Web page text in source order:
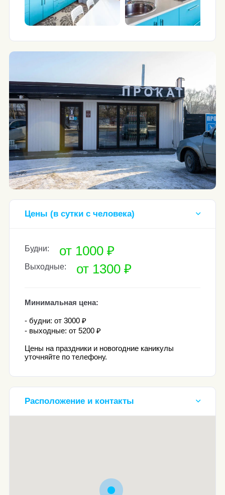
Цены (в сутки с человека)
Будни: от 1000 ₽
Выходные: от 1300 ₽
Минимальная цена:
- будни: от 3000 ₽
- выходные: от 5200 ₽
Цены на праздники и новогодние каникулы
уточняйте по телефону.
Расположение и контакты